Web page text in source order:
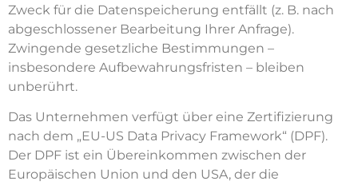
Zweck für die Datenspeicherung entfällt (z. B. nach
abgeschlossener Bearbeitung Ihrer Anfrage).
Zwingende gesetzliche Bestimmungen –
insbesondere Aufbewahrungsfristen – bleiben
unberührt.
Das Unternehmen verfügt über eine Zertifizierung
nach dem „EU-US Data Privacy Framework“ (DPF).
Der DPF ist ein Übereinkommen zwischen der
Europäischen Union und den USA, der die